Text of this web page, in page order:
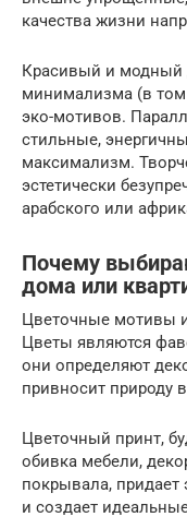
качества жизни
Красивый и модный
минимализма (в том
эко-мотивов.
стильные,
максимализм.
эстетически
арабского или
Почему
дома или
Цветочные мотивы
Цветы являются
они определяют
привносит природу
Цветочный принт,
обивка мебели,
покрывала,
и создает